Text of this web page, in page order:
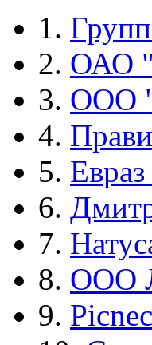
1.
2. ОАО
3. ООО
4.
5.
6.
7.
8. ООО
9.